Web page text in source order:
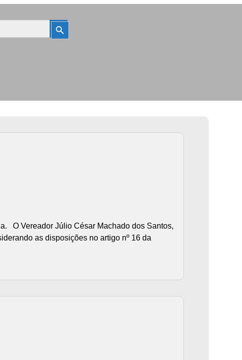
Search
Button
O Vereador Júlio César Machado dos Santos,
as disposições no artigo nº 16 da